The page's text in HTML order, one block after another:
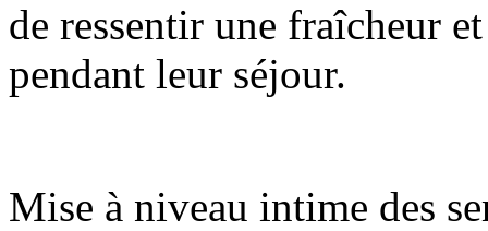
de ressentir une fraîcheur
pendant leur séjour.
Mise à niveau intime des